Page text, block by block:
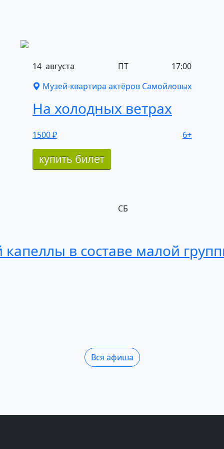
14 августа ПТ
17:00
Музей-квартира актёров Самойловых
На холодных ветрах
1500 ₽ 6+
купить билет
СБ
капеллы в составе малой
Вся афиша